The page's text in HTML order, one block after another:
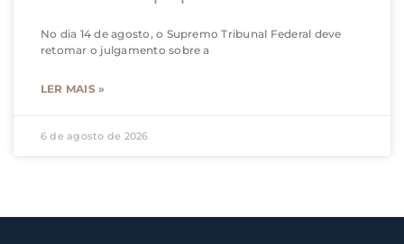
No dia 14 de agosto, o Supremo Tribunal Federal deve
retomar o julgamento sobre a
LER MAIS »
6 de agosto de 2026